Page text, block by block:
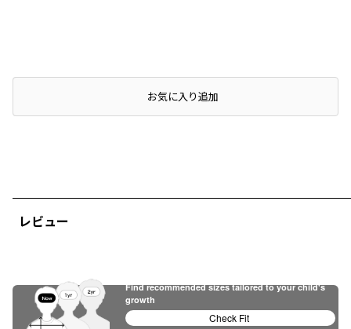
レビュー
店頭在庫を確認するお気に入り追加
Find recommended sizes tailored to your child's
growth
Check Fit